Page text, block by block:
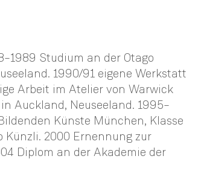
Studium an der Otago
1990/91 eigene Werkstatt
Arbeit im Atelier von Warwick
Auckland, Neuseeland. 1995–
Künste München, Klasse
Künzli. 2000 Ernennung zur
Diplom an der Akademie der